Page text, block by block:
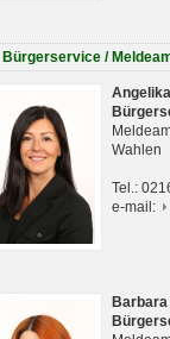
Bürgerservice /
Wahlen
Tel.:
e-mail: